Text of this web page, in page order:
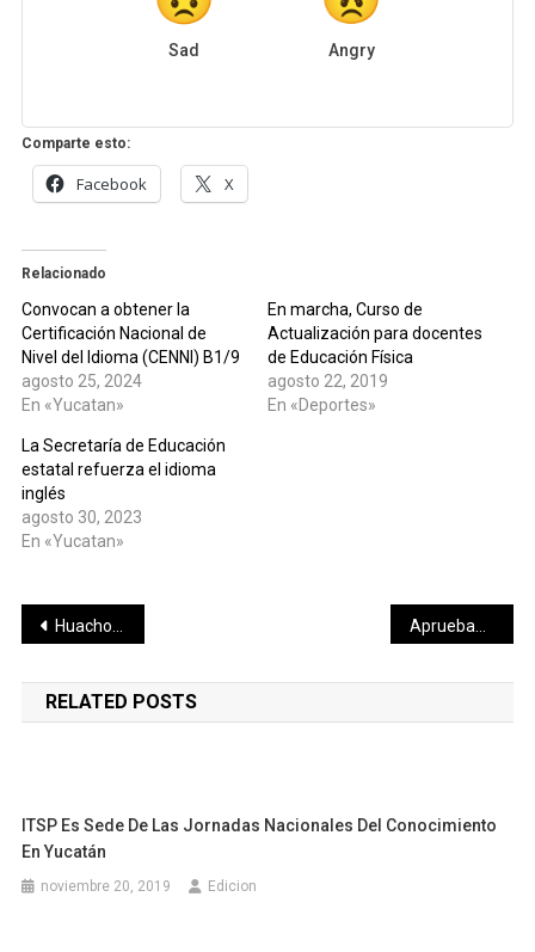
Sad Angry
Comparte esto:
Facebook X
Relacionado
Convocan a obtener la
Certificación Nacional de
Nivel del Idioma (CENNI) B1/9
agosto 25, 2024
En «Yucatan»
En marcha, Curso de
Actualización para docentes
de Educación Física
agosto 22, 2019
En «Deportes»
La Secretaría de Educación
estatal refuerza el idioma
inglés
agosto 30, 2023
En «Yucatan»
Navegación
de
entradas
Huacho firma compromiso por la paz y Refrenda trabajar por el bienestar de las familias de Yucatán
RELATED POSTS
ITSP Es Sede De Las Jornadas Nacionales Del Conocimiento
En Yucatán
noviembre 20, 2019 Edicion